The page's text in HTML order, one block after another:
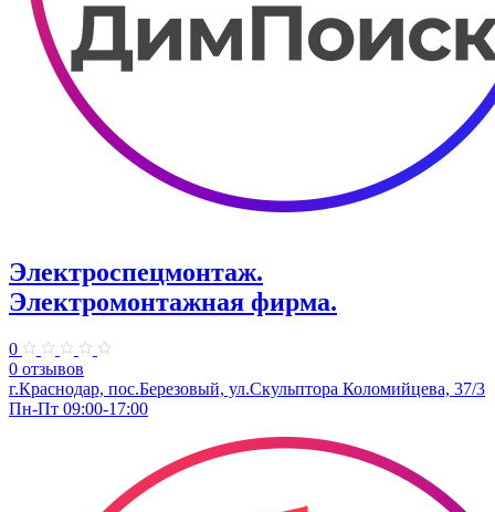
Электроспецмонтаж.
Электромонтажная фирма.
0
0 отзывов
г.Краснодар, пос.Березовый, ул.Скульптора Коломийцева, 37/3
Пн-Пт 09:00-17:00